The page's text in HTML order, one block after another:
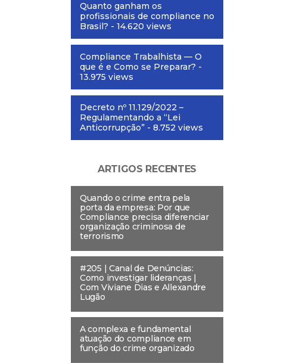
Quanto ganham os
profissionais de compliance no
Brasil? - 14.620 views
Compliance Trabalhista — O
que é e Como se Preparar? -
13.975 views
Decreto nº 11.129/2022 –
Regulamentando a “Lei
Anticorrupção” - 8.752 views
ARTIGOS RECENTES
Quando o crime entra pela
porta da empresa: Por que
Compliance precisa diferenciar
organização criminosa de
terrorismo
#205 | Canal de Denúncias:
Como investigar lideranças |
Com Viviane Dias e Allexandre
Lugão
A complexa e fundamental
atuação do compliance em
função do crime organizado